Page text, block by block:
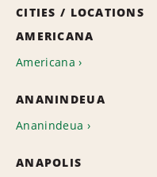
CITIES / LOCATIONS
AMERICANA
Americana
ANANINDEUA
Ananindeua
ANAPOLIS